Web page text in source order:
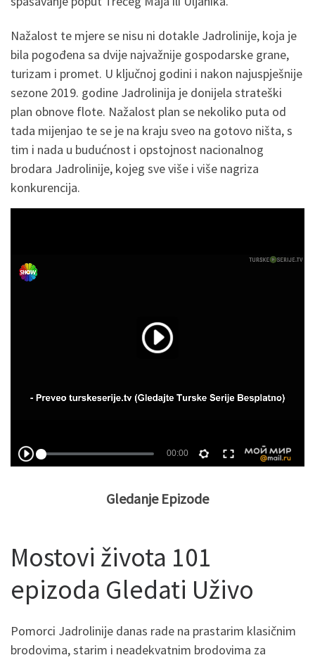
Nažalost te mjere se nisu ni dotakle Jadrolinije, koja je
bila pogođena sa dvije najvažnije gospodarske grane,
turizam i promet. U ključnoj godini i nakon najuspješnije
sezone 2019. godine Jadrolinija je donijela strateški
plan obnove flote. Nažalost plan se nekoliko puta od
tada mijenjao te se je na kraju sveo na gotovo ništa, s
tim i nada u budućnost i opstojnost nacionalnog
brodara Jadrolinije, kojeg sve više i više nagriza
konkurencija.
Gledanje Epizode
Mostovi života 101
epizoda Gledati Uživo
Pomorci Jadrolinije danas rade na prastarim klasičnim
brodovima, starim i neadekvatnim brodovima za